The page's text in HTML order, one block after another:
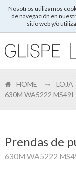
Nosotros utilizamos
de navegación en
sitio web y/o
HOME LOJA
630M WA5222 MS49I
Prendas de
630M WA5222